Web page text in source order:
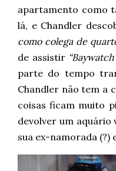
apartamento como
lá, e Chandler
como colega de
de assistir
parte do tempo
Chandler não tem a
coisas ficam muito
devolver um aquário
sua ex-namorada (?)